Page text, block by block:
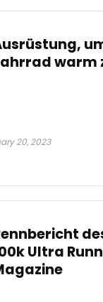
warm
20, 2023
Ultra